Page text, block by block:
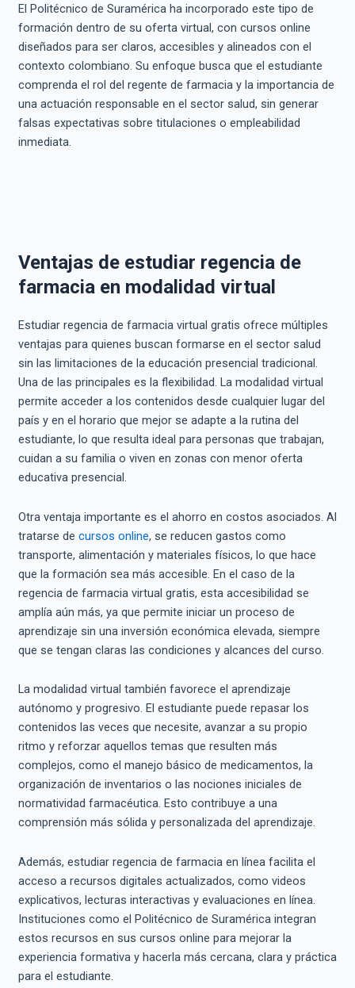
El Politécnico de Suramérica ha incorporado este tipo de
formación dentro de su oferta virtual, con cursos online
diseñados para ser claros, accesibles y alineados con el
contexto colombiano. Su enfoque busca que el estudiante
comprenda el rol del regente de farmacia y la importancia de
una actuación responsable en el sector salud, sin generar
falsas expectativas sobre titulaciones o empleabilidad
inmediata.
Ventajas de estudiar regencia de
farmacia en modalidad virtual
Estudiar regencia de farmacia virtual gratis ofrece múltiples
ventajas para quienes buscan formarse en el sector salud
sin las limitaciones de la educación presencial tradicional.
Una de las principales es la flexibilidad. La modalidad virtual
permite acceder a los contenidos desde cualquier lugar del
país y en el horario que mejor se adapte a la rutina del
estudiante, lo que resulta ideal para personas que trabajan,
cuidan a su familia o viven en zonas con menor oferta
educativa presencial.
Otra ventaja importante es el ahorro en costos asociados. Al
tratarse de cursos online, se reducen gastos como
transporte, alimentación y materiales físicos, lo que hace
que la formación sea más accesible. En el caso de la
regencia de farmacia virtual gratis, esta accesibilidad se
amplía aún más, ya que permite iniciar un proceso de
aprendizaje sin una inversión económica elevada, siempre
que se tengan claras las condiciones y alcances del curso.
La modalidad virtual también favorece el aprendizaje
autónomo y progresivo. El estudiante puede repasar los
contenidos las veces que necesite, avanzar a su propio
ritmo y reforzar aquellos temas que resulten más
complejos, como el manejo básico de medicamentos, la
organización de inventarios o las nociones iniciales de
normatividad farmacéutica. Esto contribuye a una
comprensión más sólida y personalizada del aprendizaje.
Además, estudiar regencia de farmacia en línea facilita el
acceso a recursos digitales actualizados, como videos
explicativos, lecturas interactivas y evaluaciones en línea.
Instituciones como el Politécnico de Suramérica integran
estos recursos en sus cursos online para mejorar la
experiencia formativa y hacerla más cercana, clara y práctica
para el estudiante.